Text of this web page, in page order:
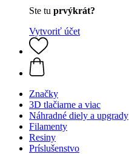
Ste tu prvýkrát?
Vytvoriť účet
Značky
3D tlačiarne a viac
Náhradné diely a upgrady
Filamenty
Resiny
Príslušenstvo